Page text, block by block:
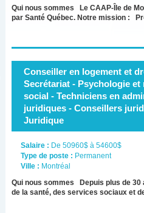
Qui nous sommes Le CAAP-Île de
par Santé Québec. Notre mission :
Conseiller en logement et
Secrétariat - Psychologie
social - Techniciens en
juridiques - Conseillers
Juridique
Salaire : De 50960$ à 54600$
Type de poste : Permanent
Ville : Montréal
Qui nous sommes Depuis plus de 30
de la santé, des services sociaux et